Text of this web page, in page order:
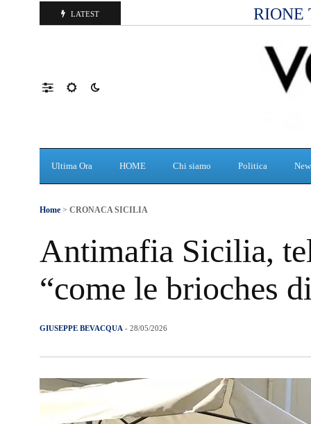
LATEST RIONE
Ultima Ora HOME Chi siamo Politica
Home > CRONACA SICILIA
Antimafia Sicilia,
“come le brioches
GIUSEPPE BEVACQUA - 28/05/2026